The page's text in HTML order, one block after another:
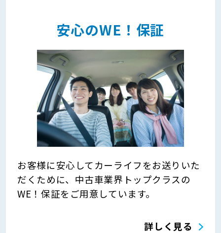
安心のWE！保証
お客様に安心してカーライフをお送りいた
だくために、中古車業界トップクラスの
WE！保証をご用意しています。
詳しく見る